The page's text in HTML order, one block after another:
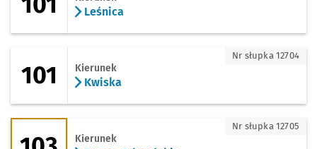
Leśnica
101 Kierunek
Kwiska
Nr słupka 12704
103 - kierunek Pracze Odrzańskie
Kierunek
Nr słupka 12705